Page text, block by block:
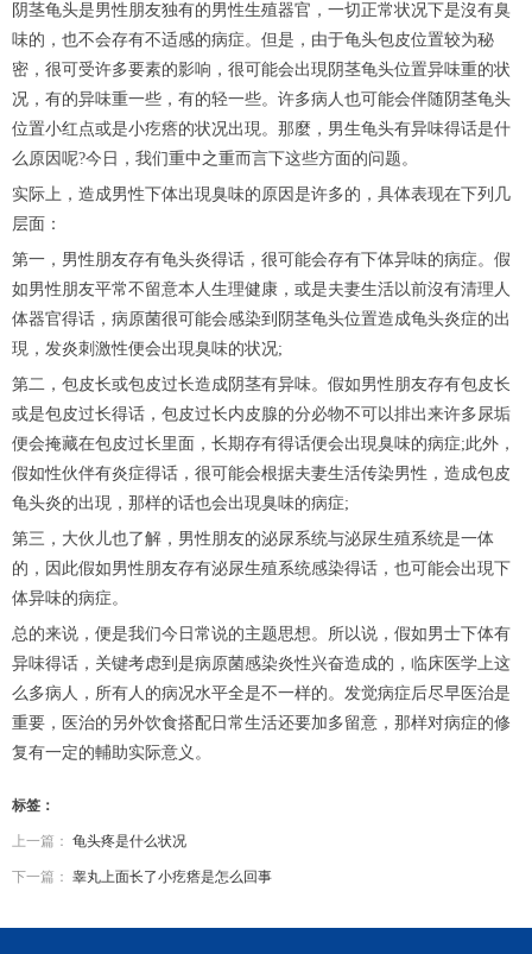
阴茎龟头是男性朋友独有的男性生殖器官，一切正常状况下是沒有臭
味的，也不会存有不适感的病症。但是，由于龟头包皮位置较为秘
密，很可受许多要素的影响，很可能会出現阴茎龟头位置异味重的状
况，有的异味重一些，有的轻一些。许多病人也可能会伴随阴茎龟头
位置小红点或是小疙瘩的状况出現。那麼，男生龟头有异味得话是什
么原因呢?今日，我们重中之重而言下这些方面的问题。
实际上，造成男性下体出現臭味的原因是许多的，具体表现在下列几
层面：
第一，男性朋友存有龟头炎得话，很可能会存有下体异味的病症。假
如男性朋友平常不留意本人生理健康，或是夫妻生活以前沒有清理人
体器官得话，病原菌很可能会感染到阴茎龟头位置造成龟头炎症的出
現，发炎刺激性便会出現臭味的状况;
第二，包皮长或包皮过长造成阴茎有异味。假如男性朋友存有包皮长
或是包皮过长得话，包皮过长内皮腺的分必物不可以排出来许多尿垢
便会掩藏在包皮过长里面，长期存有得话便会出現臭味的病症;此外，
假如性伙伴有炎症得话，很可能会根据夫妻生活传染男性，造成包皮
龟头炎的出現，那样的话也会出現臭味的病症;
第三，大伙儿也了解，男性朋友的泌尿系统与泌尿生殖系统是一体
的，因此假如男性朋友存有泌尿生殖系统感染得话，也可能会出現下
体异味的病症。
总的来说，便是我们今日常说的主题思想。所以说，假如男士下体有
异味得话，关键考虑到是病原菌感染炎性兴奋造成的，临床医学上这
么多病人，所有人的病况水平全是不一样的。发觉病症后尽早医治是
重要，医治的另外饮食搭配日常生活还要加多留意，那样对病症的修
复有一定的輔助实际意义。
标签：
上一篇： 龟头疼是什么状况
下一篇： 睾丸上面长了小疙瘩是怎么回事